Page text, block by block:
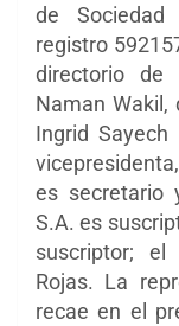
de
registro
directorio
Naman Wakil,
Ingrid
es secretario
S.A. es
suscriptor; el
Rojas. La
recae en el